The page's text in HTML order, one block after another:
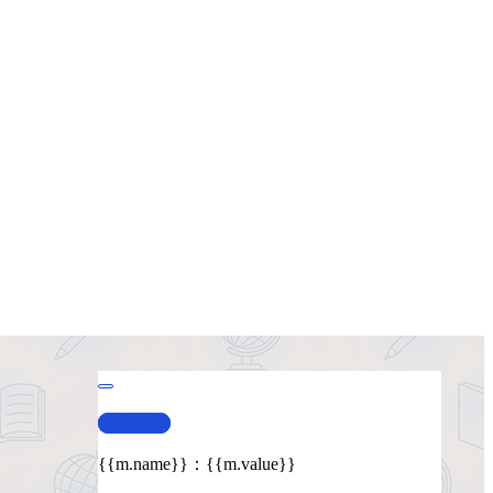
查看演示
{{m.name}} ： {{m.value}}